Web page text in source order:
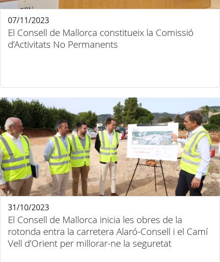
El Consell de Mallorca constitueix la Comissió
d’Activitats No Permanents
07/11/2023
El Consell de Mallorca inicia les obres de la
rotonda entra la carretera Alaró-Consell i el Camí
Vell d’Orient per millorar-ne la seguretat
31/10/2023